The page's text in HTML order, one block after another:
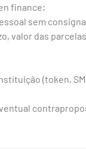
finance;
sem
valor das
(token,